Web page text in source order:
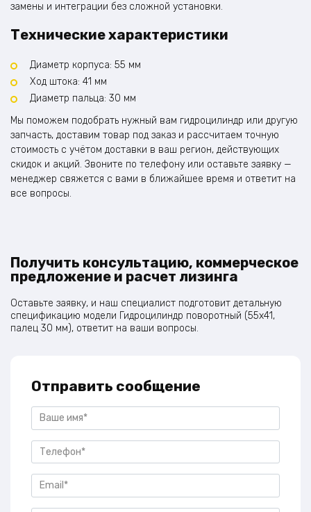
замены и интеграции без сложной установки.
Технические характеристики
Диаметр корпуса: 55 мм
Ход штока: 41 мм
Диаметр пальца: 30 мм
Мы поможем подобрать нужный вам гидроцилиндр или другую
запчасть, доставим товар под заказ и рассчитаем точную
стоимость с учётом доставки в ваш регион, действующих
скидок и акций. Звоните по телефону или оставьте заявку —
менеджер свяжется с вами в ближайшее время и ответит на
все вопросы.
Получить консультацию, коммерческое
предложение и расчет лизинга
Оставьте заявку, и наш специалист подготовит детальную
спецификацию модели Гидроцилиндр поворотный (55х41,
палец 30 мм), ответит на ваши вопросы.
Отправить сообщение